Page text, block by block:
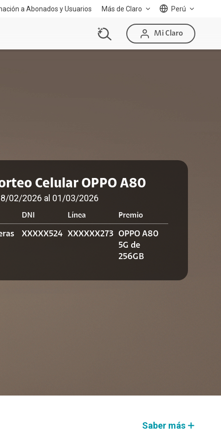
a Abonados y Usuarios Más de Claro Perú
Mi Claro
Celular OPPO A80
02/2026 al 01/03/2026
DNI Línea Premio
XXXXX524 XXXXXX273 OPPO A80
5G de
256GB
Saber más